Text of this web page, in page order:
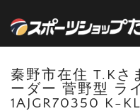
秦野市在住 T.Kさ
ーダー 菅野型 ラ
1AJGR70350 K-